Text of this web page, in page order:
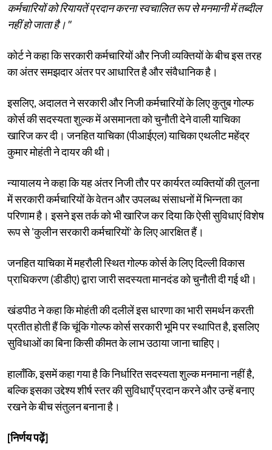
कर्मचारियों को रियायतें प्रदान करना स्वचालित रूप से मनमानी में तब्दील
नहीं हो जाता है।"
कोर्ट ने कहा कि सरकारी कर्मचारियों और निजी व्यक्तियों के बीच इस तरह
का अंतर समझदार अंतर पर आधारित है और संवैधानिक है।
इसलिए, अदालत ने सरकारी और निजी कर्मचारियों के लिए कुतुब गोल्फ
कोर्स की सदस्यता शुल्क में असमानता को चुनौती देने वाली याचिका
खारिज कर दी। जनहित याचिका (पीआईएल) याचिका एथलीट महेंद्र
कुमार मोहंती ने दायर की थी।
न्यायालय ने कहा कि यह अंतर निजी तौर पर कार्यरत व्यक्तियों की तुलना
में सरकारी कर्मचारियों के वेतन और उपलब्ध संसाधनों में भिन्नता का
परिणाम है। इसने इस तर्क को भी खारिज कर दिया कि ऐसी सुविधाएं विशेष
रूप से 'कुलीन सरकारी कर्मचारियों' के लिए आरक्षित हैं।
जनहित याचिका में महरौली स्थित गोल्फ कोर्स के लिए दिल्ली विकास
प्राधिकरण (डीडीए) द्वारा जारी सदस्यता मानदंड को चुनौती दी गई थी।
खंडपीठ ने कहा कि मोहंती की दलीलें इस धारणा का भारी समर्थन करती
प्रतीत होती हैं कि चूंकि गोल्फ कोर्स सरकारी भूमि पर स्थापित है, इसलिए
सुविधाओं का बिना किसी कीमत के लाभ उठाया जाना चाहिए।
हालाँकि, इसमें कहा गया है कि निर्धारित सदस्यता शुल्क मनमाना नहीं है,
बल्कि इसका उद्देश्य शीर्ष स्तर की सुविधाएँ प्रदान करने और उन्हें बनाए
रखने के बीच संतुलन बनाना है।
[निर्णय पढ़ें]